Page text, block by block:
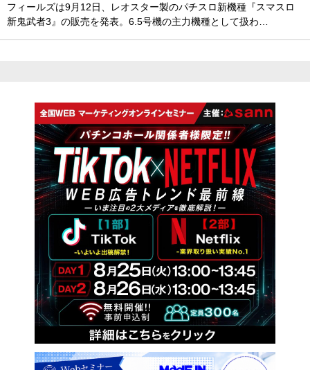
フィールズは9月12日、レオスター製のパチスロ新機種『スマスロ
新鬼武者3』の販売を発表。6.5号機の主力機種として扱わ…